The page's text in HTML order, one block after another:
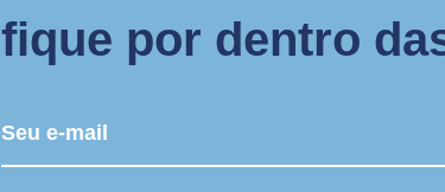
fique por dentro